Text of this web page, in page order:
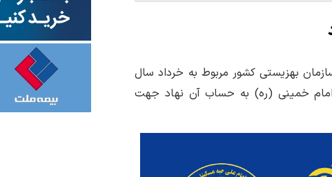
بهزیستی کشور مربوط به خرداد سال
امام خمینی (ره) به حساب آن نهاد جهت